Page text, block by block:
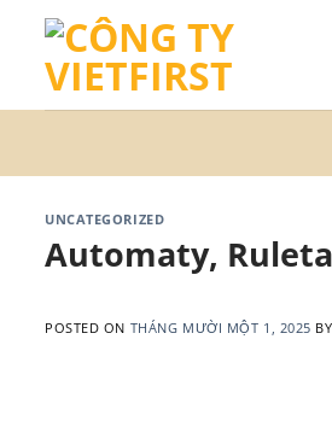
content
UNCATEGORIZED
Automaty,
POSTED ON THÁNG MƯỜI MỘT 1, 2025